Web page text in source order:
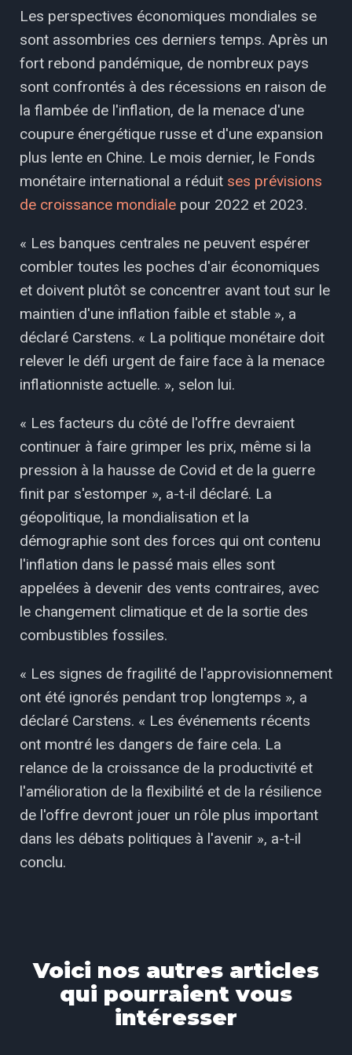
Les perspectives économiques mondiales se
sont assombries ces derniers temps. Après un
fort rebond pandémique, de nombreux pays
sont confrontés à des récessions en raison de
la flambée de l'inflation, de la menace d'une
coupure énergétique russe et d'une expansion
plus lente en Chine. Le mois dernier, le Fonds
monétaire international a réduit ses prévisions
de croissance mondiale pour 2022 et 2023.
« Les banques centrales ne peuvent espérer
combler toutes les poches d'air économiques
et doivent plutôt se concentrer avant tout sur le
maintien d'une inflation faible et stable », a
déclaré Carstens. « La politique monétaire doit
relever le défi urgent de faire face à la menace
inflationniste actuelle. », selon lui.
« Les facteurs du côté de l'offre devraient
continuer à faire grimper les prix, même si la
pression à la hausse de Covid et de la guerre
finit par s'estomper », a-t-il déclaré. La
géopolitique, la mondialisation et la
démographie sont des forces qui ont contenu
l'inflation dans le passé mais elles sont
appelées à devenir des vents contraires, avec
le changement climatique et de la sortie des
combustibles fossiles.
« Les signes de fragilité de l'approvisionnement
ont été ignorés pendant trop longtemps », a
déclaré Carstens. « Les événements récents
ont montré les dangers de faire cela. La
relance de la croissance de la productivité et
l'amélioration de la flexibilité et de la résilience
de l'offre devront jouer un rôle plus important
dans les débats politiques à l'avenir », a-t-il
conclu.
Voici nos autres articles
qui pourraient vous
intéresser